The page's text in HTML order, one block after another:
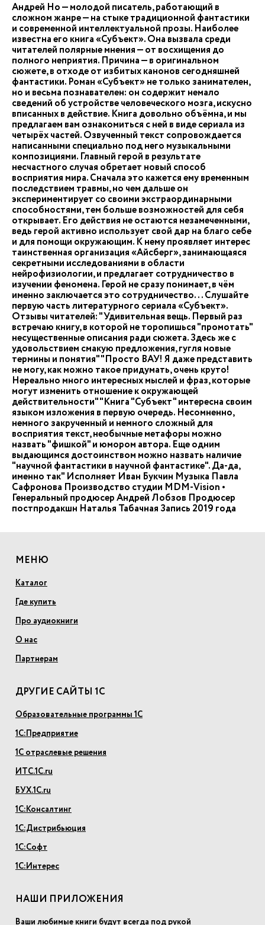
Андрей Но — молодой писатель, работающий в
сложном жанре — на стыке традиционной фантастики
и современной интеллектуальной прозы. Наиболее
известна его книга «Субъект». Она вызвала среди
читателей полярные мнения — от восхищения до
полного неприятия. Причина — в оригинальном
сюжете, в отходе от избитых канонов сегодняшней
фантастики. Роман «Субъект» не только занимателен,
но и весьма познавателен: он содержит немало
сведений об устройстве человеческого мозга, искусно
вписанных в действие. Книга довольно объёмна, и мы
предлагаем вам ознакомиться с ней в виде сериала из
четырёх частей. Озвученный текст сопровождается
написанными специально под него музыкальными
композициями. Главный герой в результате
несчастного случая обретает новый способ
восприятия мира. Сначала это кажется ему временным
последствием травмы, но чем дальше он
экспериментирует со своими экстраординарными
способностями, тем больше возможностей для себя
открывает. Его действия не остаются незамеченными,
ведь герой активно использует свой дар на благо себе
и для помощи окружающим. К нему проявляет интерес
таинственная организация «Айсберг», занимающаяся
секретными исследованиями в области
нейрофизиологии, и предлагает сотрудничество в
изучении феномена. Герой не сразу понимает, в чём
именно заключается это сотрудничество... Слушайте
первую часть литературного сериала «Субъект».
Отзывы читателей: "Удивительная вещь. Первый раз
встречаю книгу, в которой не торопишься "промотать"
несущественные описания ради сюжета. Здесь же с
удовольствием смакую предложения, гугля новые
термины и понятия" "Просто ВАУ! Я даже представить
не могу, как можно такое придумать, очень круто!
Нереально много интересных мыслей и фраз, которые
могут изменить отношение к окружающей
действительности" "Книга "Субъект" интересна своим
языком изложения в первую очередь. Несомненно,
немного закрученный и немного сложный для
восприятия текст, необычные метафоры можно
назвать "фишкой" и юмором автора. Еще одним
выдающимся достоинством можно назвать наличие
"научной фантастики в научной фантастике". Да-да,
именно так" Исполняет Иван Букчин Музыка Павла
Сафронова Производство студии MDM-Vision •
Генеральный продюсер Андрей Лобзов Продюсер
постпродакшн Наталья Табачная Запись 2019 года
МЕНЮ
Каталог
Где купить
Про аудиокниги
О нас
Партнерам
ДРУГИЕ САЙТЫ 1С
Образовательные программы 1С
1С:Предприятие
1С отраслевые решения
ИТС.1С.ru
БУХ.1С.ru
1С:Консалтинг
1С:Дистрибьюция
1С:Софт
1С:Интерес
НАШИ ПРИЛОЖЕНИЯ
Ваши любимые книги будут всегда под рукой